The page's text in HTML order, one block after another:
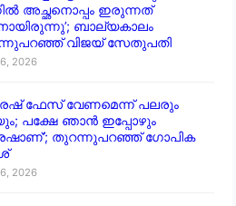
അച്ഛനൊപ്പം ഇരുന്നത്
ബാല്യകാലം
വിജയ് സേതുപതി
2026
ഫേസ് വേണമെന്ന് പലരും
പക്ഷേ ഞാൻ ഇപ്പോഴും
തുറന്നുപറഞ്ഞ് ഗോപിക
2026